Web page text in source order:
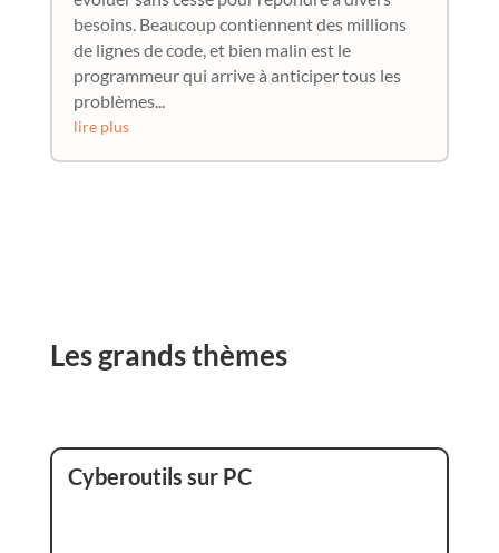
besoins. Beaucoup contiennent des millions
de lignes de code, et bien malin est le
programmeur qui arrive à anticiper tous les
problèmes...
lire plus
Les grands thèmes
Cyberoutils sur PC